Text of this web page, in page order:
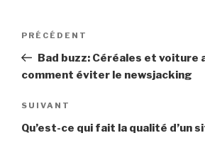
Navigation
l’article
Article
précédent
PRÉCÉDENT
Bad buzz: Céréales et voiture
comment éviter le newsjacking
Article
suivant
SUIVANT
Qu’est-ce qui fait la qualité d’un